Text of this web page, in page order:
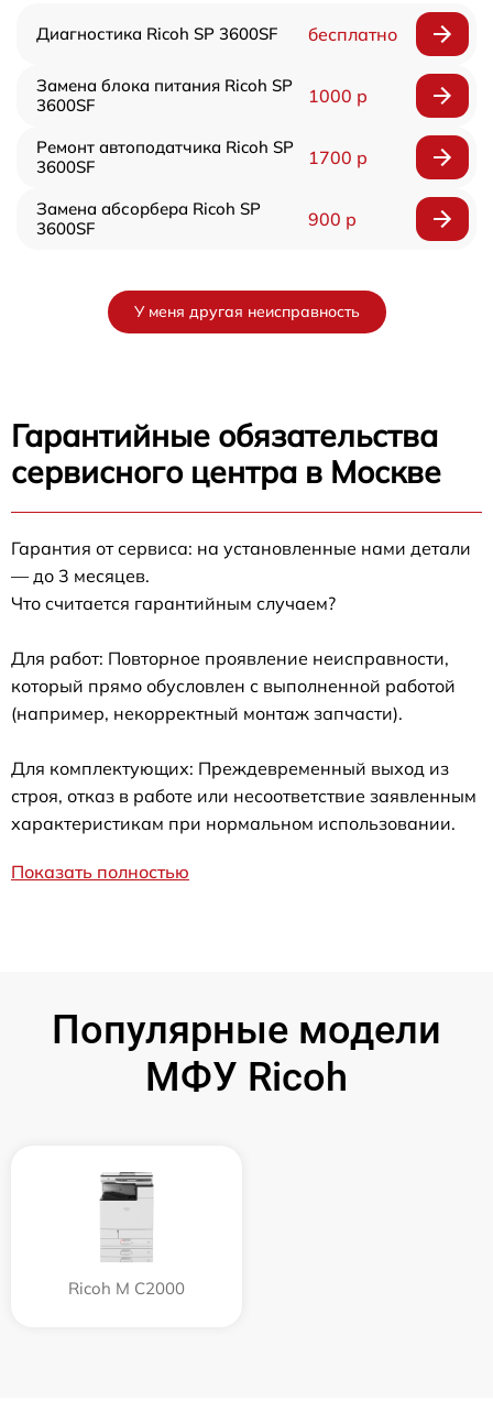
Диагностика Ricoh SP 3600SF бесплатно
Замена блока питания Ricoh SP
3600SF
1000 р
Ремонт автоподатчика Ricoh SP
3600SF
1700 р
Замена абсорбера Ricoh SP
3600SF
900 р
У меня другая неисправность
Гарантийные обязательства
сервисного центра в Москве
Гарантия от сервиса: на установленные нами детали
— до 3 месяцев.
Что считается гарантийным случаем?
Для работ: Повторное проявление неисправности,
который прямо обусловлен с выполненной работой
(например, некорректный монтаж запчасти).
Для комплектующих: Преждевременный выход из
строя, отказ в работе или несоответствие заявленным
характеристикам при нормальном использовании.
Показать полностью
Популярные модели
МФУ Ricoh
Ricoh M C2000